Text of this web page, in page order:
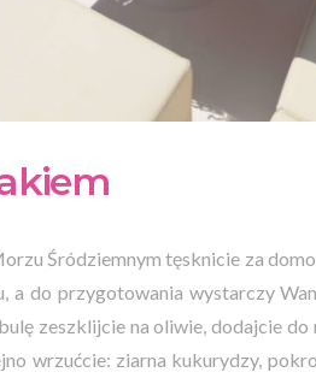
Śródziemnym tęsknicie za
a do przygotowania wystarczy
zeszklijcie na oliwie, dodajcie
wrzućcie: ziarna kukurydzy,